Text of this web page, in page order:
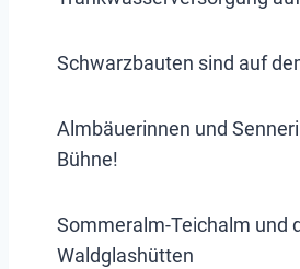
Schwarzbauten sind auf
Almbäuerinnen und
Bühne!
Sommeralm-Teichalm und
Waldglashütten